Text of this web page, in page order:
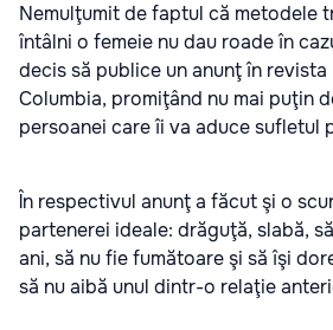
Nemulţumit de faptul că metodele
întâlni o femeie nu dau roade în
decis să publice un anunţ în
Columbia, promiţând nu mai puţin
persoanei care îi va aduce sufletul
În respectivul anunţ a făcut şi o
partenerei ideale: drăguţă, slabă,
ani, să nu fie fumătoare şi să îşi
să nu aibă unul dintr-o relaţie